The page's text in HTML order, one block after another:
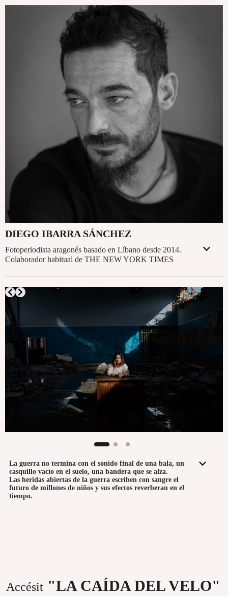
DIEGO IBARRA SÁNCHEZ
Fotoperiodista aragonés basado en Líbano desde 2014.
Colaborador habitual de THE NEW YORK TIMES
La guerra no termina con el sonido final de una bala, un
casquillo vacío en el suelo, una bandera que se alza.
Las heridas abiertas de la guerra escriben con sangre el
futuro de millones de niños y sus efectos reverberan en el
tiempo.
Accésit "LA CAÍDA DEL VELO"